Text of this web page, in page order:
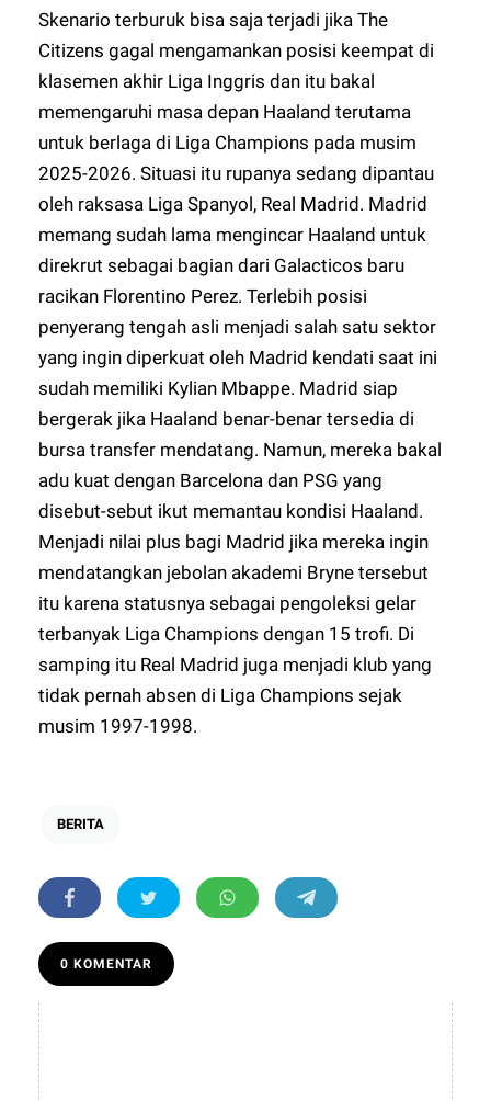
Skenario terburuk bisa saja terjadi jika The
Citizens gagal mengamankan posisi keempat di
klasemen akhir Liga Inggris dan itu bakal
memengaruhi masa depan Haaland terutama
untuk berlaga di Liga Champions pada musim
2025-2026. Situasi itu rupanya sedang dipantau
oleh raksasa Liga Spanyol, Real Madrid. Madrid
memang sudah lama mengincar Haaland untuk
direkrut sebagai bagian dari Galacticos baru
racikan Florentino Perez. Terlebih posisi
penyerang tengah asli menjadi salah satu sektor
yang ingin diperkuat oleh Madrid kendati saat ini
sudah memiliki Kylian Mbappe. Madrid siap
bergerak jika Haaland benar-benar tersedia di
bursa transfer mendatang. Namun, mereka bakal
adu kuat dengan Barcelona dan PSG yang
disebut-sebut ikut memantau kondisi Haaland.
Menjadi nilai plus bagi Madrid jika mereka ingin
mendatangkan jebolan akademi Bryne tersebut
itu karena statusnya sebagai pengoleksi gelar
terbanyak Liga Champions dengan 15 trofi. Di
samping itu Real Madrid juga menjadi klub yang
tidak pernah absen di Liga Champions sejak
musim 1997-1998.
BERITA
0 KOMENTAR